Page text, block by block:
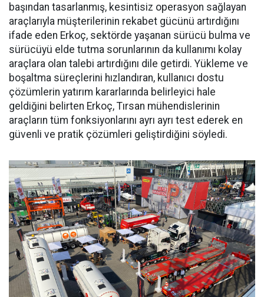
başından ta­sarlanmış, kesintisiz operasyon sağlayan
araçlarıyla müşterile­rinin rekabet gücünü artırdığını
ifade eden Erkoç, sektörde yaşa­nan sürücü bulma ve
sürücüyü el­de tutma sorunlarının da kullanı­mı kolay
araçlara olan talebi ar­tırdığını dile getirdi. Yükleme ve
boşaltma süreçlerini hızlandıran, kullanıcı dostu
çözümlerin yatı­rım kararlarında belirleyici hale
geldiğini belirten Erkoç, Tırsan mühendislerinin
araçların tüm fonksiyonlarını ayrı ayrı test ede­rek en
güvenli ve pratik çözümleri geliştirdiğini söyledi.